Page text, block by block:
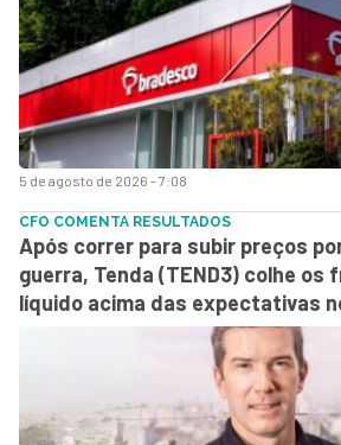
5 de agosto de 2026 - 7:08
CFO COMENTA RESULTADOS
Após correr para subir preços
guerra, Tenda (TEND3) colhe os
líquido acima das expectativas